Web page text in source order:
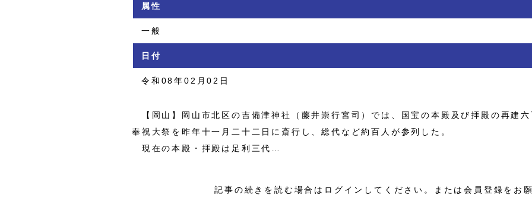
属性
一般
日付
令和08年02月02日
【岡山】岡山市北区の吉備津神社（藤井崇行宮司）では、国宝の本殿及び拝殿の再建
奉祝大祭を昨年十一月二十二日に斎行し、総代など約百人が参列した。
現在の本殿・拝殿は足利三代…
記事の続きを読む場合はログインしてください。または会員登録をお